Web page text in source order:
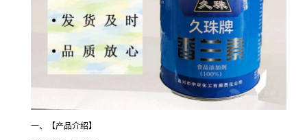
一、【产品介绍】